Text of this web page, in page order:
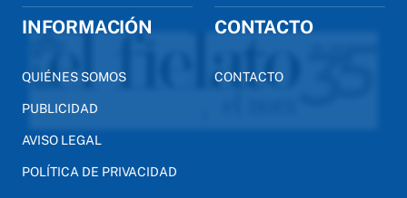
INFORMACIÓN
QUIÉNES SOMOS
PUBLICIDAD
AVISO LEGAL
POLÍTICA DE PRIVACIDAD
CONTACTO
CONTACTO